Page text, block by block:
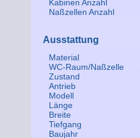
Kabinen Anzahl
Naßzellen Anzahl
Ausstattung
Material
WC-Raum/Naßzelle
Zustand
Antrieb
Modell
Länge
Breite
Tiefgang
Baujahr